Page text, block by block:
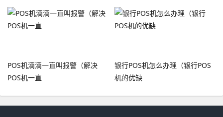
POS机滴滴一直叫报警（解决
POS机一直
银行POS机怎么办理（银行POS
机的优缺